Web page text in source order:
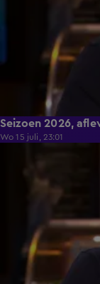
Seizoen 2026,
Wo 15 juli, 23:01